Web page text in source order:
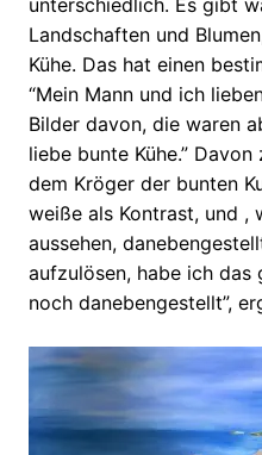
unterschiedlich. Es gibt
Landschaften und
Kühe. Das hat einen
“Mein Mann und ich
Bilder davon, die waren
liebe bunte Kühe.”
dem Kröger der bunten
weiße als Kontrast, und ,
aussehen,
aufzulösen, habe ich das
noch danebengestellt”,